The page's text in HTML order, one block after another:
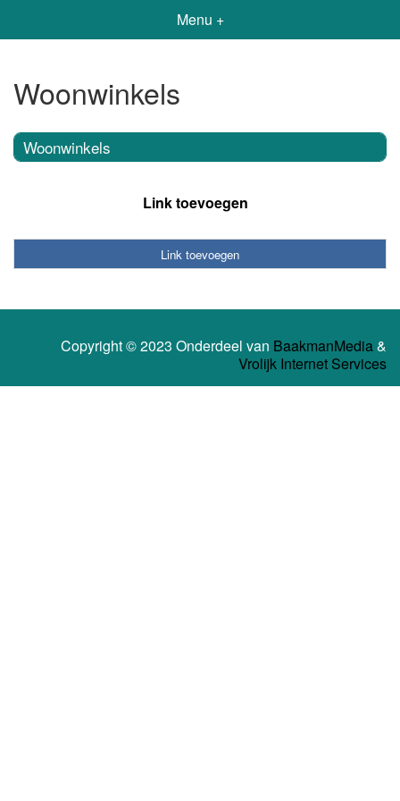
Menu +
Woonwinkels
Woonwinkels
Link toevoegen
Link toevoegen
Copyright © 2023 Onderdeel van BaakmanMedia&
Vrolijk Internet Services